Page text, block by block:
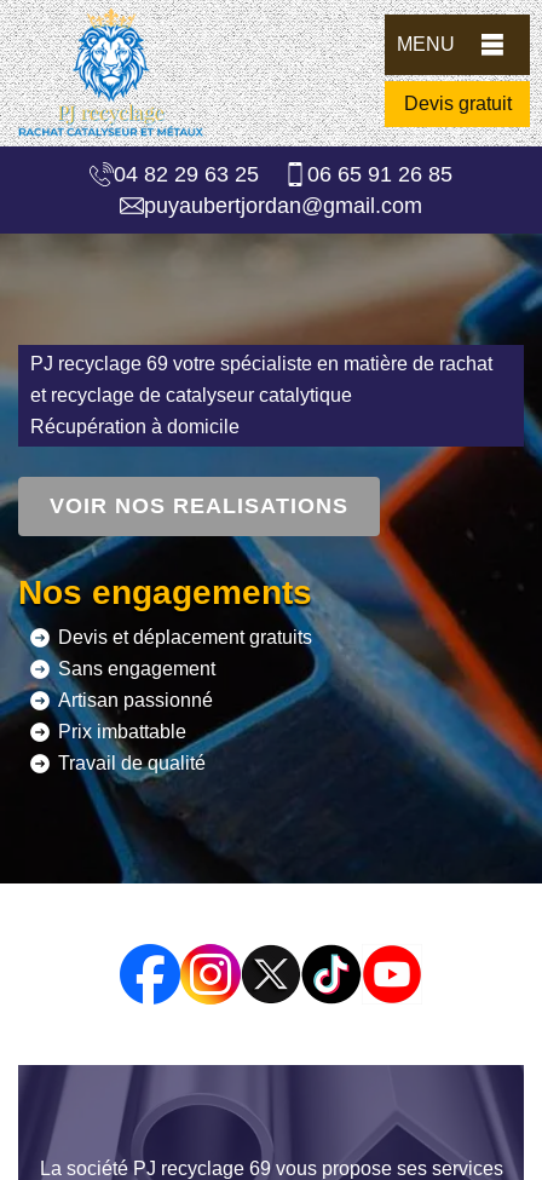
MENU
Devis gratuit
04 82 29 63 25
06 65 91 26 85
puyaubertjordan@gmail.com
PJ recyclage 69 votre spécialiste en matière de rachat
et recyclage de catalyseur catalytique
Récupération à domicile
VOIR NOS REALISATIONS
Nos engagements
Devis et déplacement gratuits
Sans engagement
Artisan passionné
Prix imbattable
Travail de qualité
La société PJ recyclage 69 vous propose ses services